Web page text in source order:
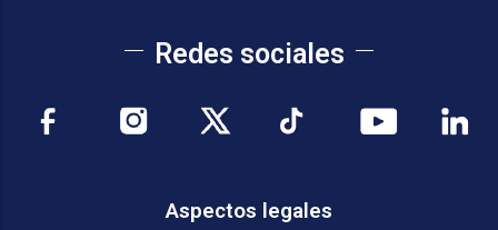
Redes sociales
Aspectos legales